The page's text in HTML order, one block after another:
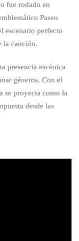
fue rodado en
Paseo
escenario perfecto
la canción.
presencia escénica
géneros. Con el
se proyecta como la
desde las